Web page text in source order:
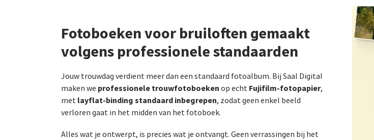
Fotoboeken voor bruiloften gemaakt
volgens professionele standaarden
Jouw trouwdag verdient meer dan een standaard fotoalbum. Bij Saal Digital
maken we professionele trouwfotoboeken op echt Fujifilm-fotopapier,
met layflat‑binding standaard inbegrepen, zodat geen enkel beeld
verloren gaat in het midden van het fotoboek.
Alles wat je ontwerpt, is precies wat je ontvangt. Geen verrassingen bij het